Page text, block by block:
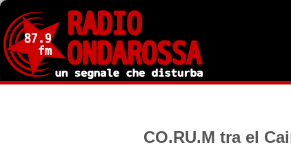
Salta
contenuto
principale
CO.RU.M tra el